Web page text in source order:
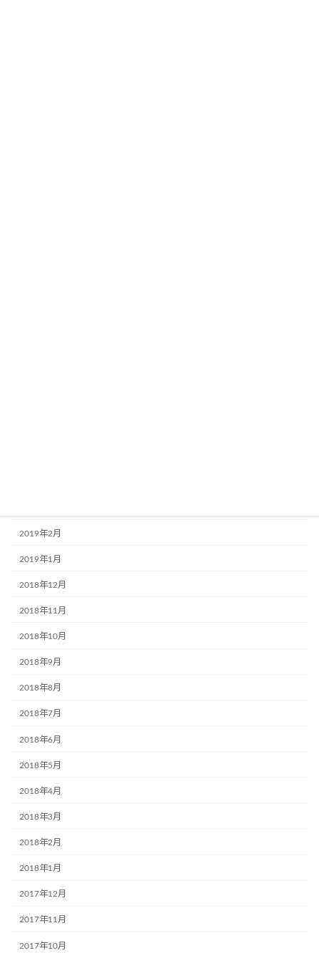
2019年2月
2019年1月
2018年12月
2018年11月
2018年10月
2018年9月
2018年8月
2018年7月
2018年6月
2018年5月
2018年4月
2018年3月
2018年2月
2018年1月
2017年12月
2017年11月
2017年10月